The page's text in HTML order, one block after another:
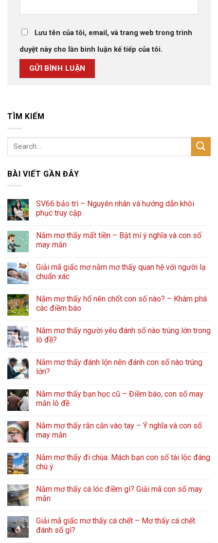
Lưu tên của tôi, email, và trang web trong trình
duyệt này cho lần bình luận kế tiếp của tôi.
TÌM KIẾM
BÀI VIẾT GẦN ĐÂY
SV66 bảo trì – Nguyên nhân và hướng dẫn khôi
phục truy cập
Nằm mơ thấy mất tiền – Bật mí ý nghĩa và con số
may mắn
Giải mã giấc mơ nằm mơ thấy quan hệ với người lạ
chuẩn xác
Nằm mơ thấy hổ nên chốt con số nào? – Khám phá
các điềm báo
Nằm mơ thấy người yêu đánh số nào trúng lớn trong
lô đề?
Nằm mơ thấy đánh lộn nên đánh con số nào trúng
lớn?
Nằm mơ thấy bạn học cũ – Điềm báo, con số may
mắn lô đề
Nằm mơ thấy rắn cắn vào tay – Ý nghĩa và con số
may mắn
Nằm mơ thấy đi chùa: Mách bạn con số tài lộc đáng
chú ý
Nằm mơ thấy cá lóc điềm gì? Giải mã con số may
mắn
Giải mã giấc mơ thấy cá chết – Mơ thấy cá chết
đánh số gì?